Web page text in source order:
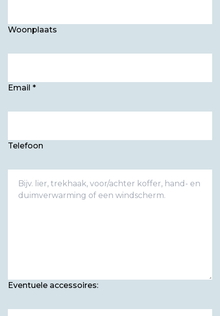
Woonplaats
Email *
Telefoon
Eventuele accessoires: